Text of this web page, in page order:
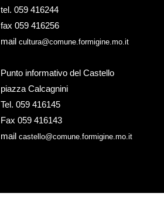
tel. 059 416244
fax 059 416256
mail cultura@comune.formigine.mo.it
Punto informativo del Castello
piazza Calcagnini
Tel. 059 416145
Fax 059 416143
mail castello@comune.formigine.mo.it